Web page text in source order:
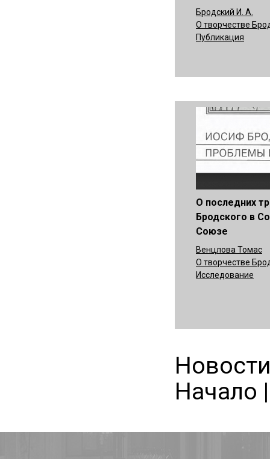
Бродский И. А.
О творчестве
Публикация
О последних
Бродского в
Союзе
Венцлова Томас
О творчестве
Исследование
Начало